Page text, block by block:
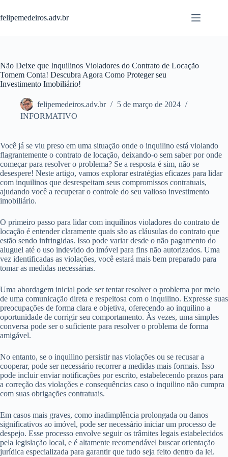
para
o
felipemedeiros.adv.br
Não Deixe que Inquilinos Violadores do Contrato de Locação
Tomem Conta! Descubra Agora Como Proteger seu
Investimento Imobiliário!
felipemedeiros.adv.br
5 de março de 2024
INFORMATIVO
Você já se viu preso em uma situação onde o inquilino está violando
flagrantemente o contrato de locação, deixando-o sem saber por onde
começar para resolver o problema? Se a resposta é sim, não se
desespere! Neste artigo, vamos explorar estratégias eficazes para lidar
com inquilinos que desrespeitam seus compromissos contratuais,
ajudando você a recuperar o controle do seu valioso investimento
imobiliário.
O primeiro passo para lidar com inquilinos violadores do contrato de
locação é entender claramente quais são as cláusulas do contrato que
estão sendo infringidas. Isso pode variar desde o não pagamento do
aluguel até o uso indevido do imóvel para fins não autorizados. Uma
vez identificadas as violações, você estará mais bem preparado para
tomar as medidas necessárias.
Uma abordagem inicial pode ser tentar resolver o problema por meio
de uma comunicação direta e respeitosa com o inquilino. Expresse suas
preocupações de forma clara e objetiva, oferecendo ao inquilino a
oportunidade de corrigir seu comportamento. Às vezes, uma simples
conversa pode ser o suficiente para resolver o problema de forma
amigável.
No entanto, se o inquilino persistir nas violações ou se recusar a
cooperar, pode ser necessário recorrer a medidas mais formais. Isso
pode incluir enviar notificações por escrito, estabelecendo prazos para
a correção das violações e consequências caso o inquilino não cumpra
com suas obrigações contratuais.
Em casos mais graves, como inadimplência prolongada ou danos
significativos ao imóvel, pode ser necessário iniciar um processo de
despejo. Esse processo envolve seguir os trâmites legais estabelecidos
pela legislação local, e é altamente recomendável buscar orientação
jurídica especializada para garantir que tudo seja feito dentro da lei.